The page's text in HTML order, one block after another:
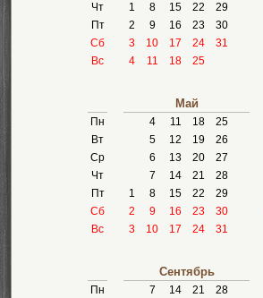
Чт
Пт
Сб
Вс
1
8 15 22
29
2
9 16 23
30
3
10 17 24
31
4
11 18 25
Пн
Вт
Ср
Чт
Пт
Сб
Вс
Май
4 11 18
25
5
12 19
26
6
13 20
27
7
14 21
28
1
8 15 22
29
2
9 16 23
30
3
10 17 24 31
Пн
Сентябрь
7 14 21
28